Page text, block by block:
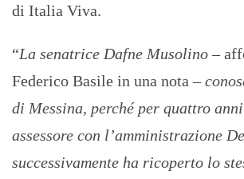
di Italia Viva.
“La senatrice Dafne Musolino –
Federico Basile in una nota –
di Messina, perché per quattro
assessore con l’amministrazione
successivamente ha ricoperto lo